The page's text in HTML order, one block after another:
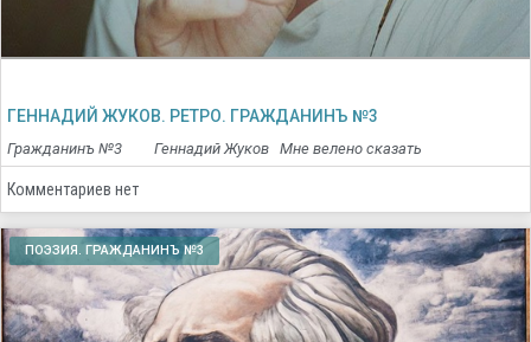
ГЕННАДИЙ ЖУКОВ. РЕТРО. ГРАЖДАНИНЪ №3
Гражданинъ №3 Геннадий Жуков Мне велено сказать
Комментариев нет
ПОЭЗИЯ. ГРАЖДАНИНЪ №3